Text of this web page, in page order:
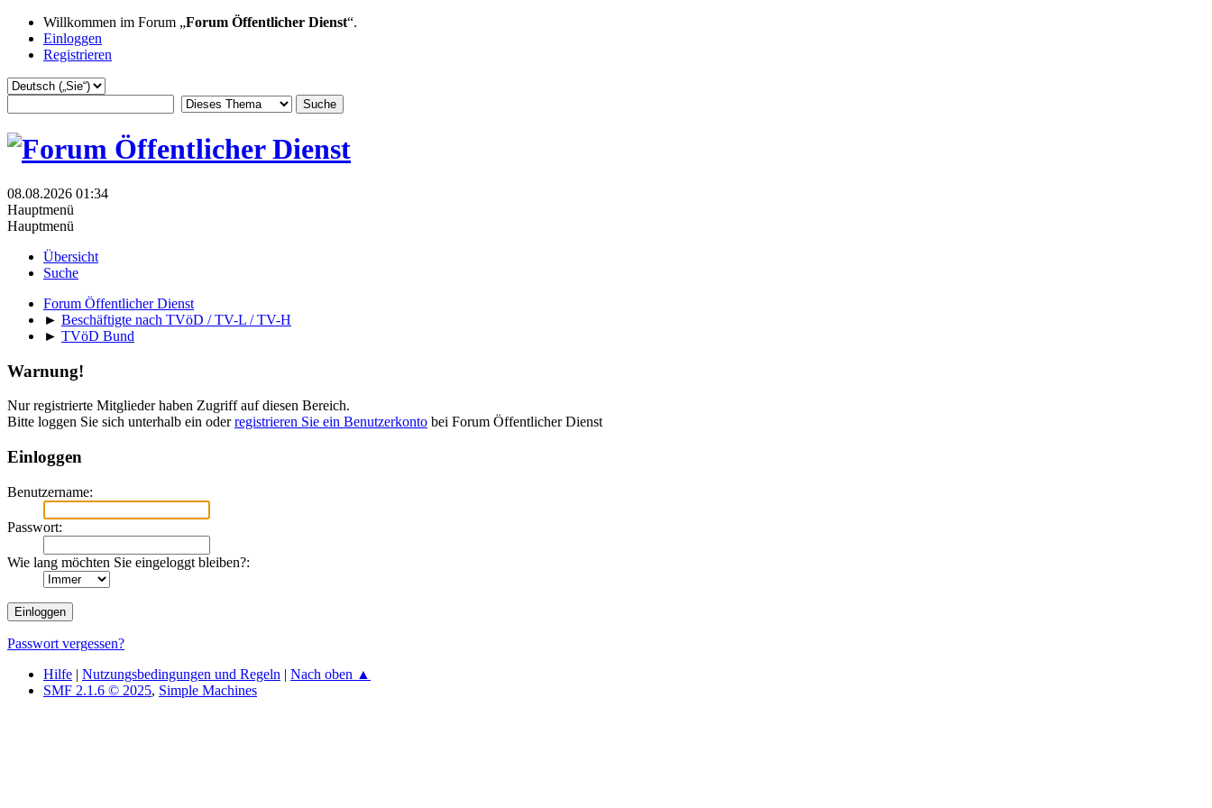
Willkommen im Forum „Forum Öffentlicher Dienst“.
Einloggen
Registrieren
08.08.2026 01:34
Hauptmenü
Hauptmenü
Übersicht
Suche
Forum Öffentlicher Dienst
► Beschäftigte nach TVöD / TV-L / TV-H
► TVöD Bund
Warnung!
Nur registrierte Mitglieder haben Zugriff auf diesen Bereich.
Bitte loggen Sie sich unterhalb ein oderregistrieren Sie ein Benutzerkonto bei Forum Öffentlicher Dienst
Einloggen
Benutzername:
Passwort:
Wie lang möchten Sie eingeloggt bleiben?:
Passwort vergessen?
Hilfe | Nutzungsbedingungen und Regeln | Nach oben ▲
SMF 2.1.6 © 2025, Simple Machines